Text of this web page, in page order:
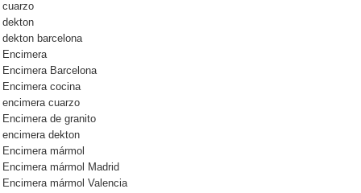
cuarzo
dekton
dekton barcelona
Encimera
Encimera Barcelona
Encimera cocina
encimera cuarzo
Encimera de granito
encimera dekton
Encimera mármol
Encimera mármol Madrid
Encimera mármol Valencia